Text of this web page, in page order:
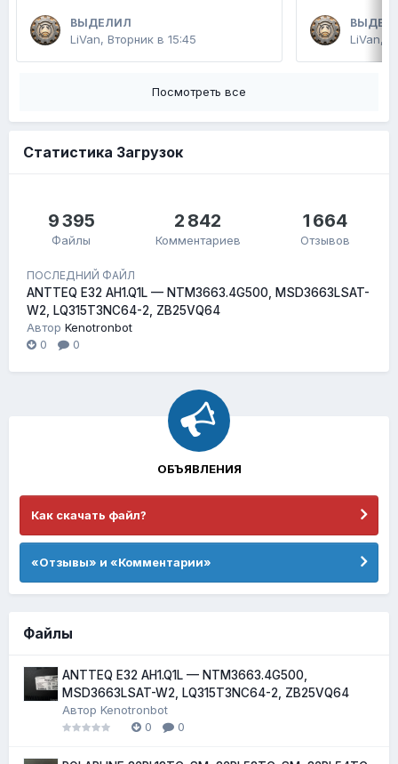
ВЫДЕЛИЛ
LiVan, Вторник в 15:45 LiVan,
Посмотреть все
Статистика Загрузок
9 395
Файлы
2 842
Комментариев
1 664
Отзывов
ПОСЛЕДНИЙ ФАЙЛ
ANTTEQ E32 AH1.Q1L — NTM3663.4G500, MSD3663LSAT-
W2, LQ315T3NC64-2, ZB25VQ64
Автор Kenotronbot
0
0
ОБЪЯВЛЕНИЯ
Как скачать файл?
«Отзывы» и «Комментарии»
Файлы
ANTTEQ E32 AH1.Q1L — NTM3663.4G500,
MSD3663LSAT-W2, LQ315T3NC64-2, ZB25VQ64
Автор Kenotronbot
0
0